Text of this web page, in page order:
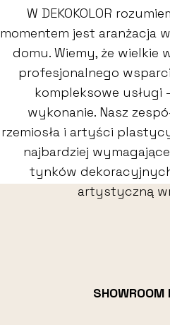
W DEKOKOLOR
momentem jest aranżacja
domu. Wiemy, że wielkie
profesjonalnego
kompleksowe usługi
wykonanie. Nasz
rzemiosła i artyści
najbardziej
tynków
artystyczną
SHOWROOM